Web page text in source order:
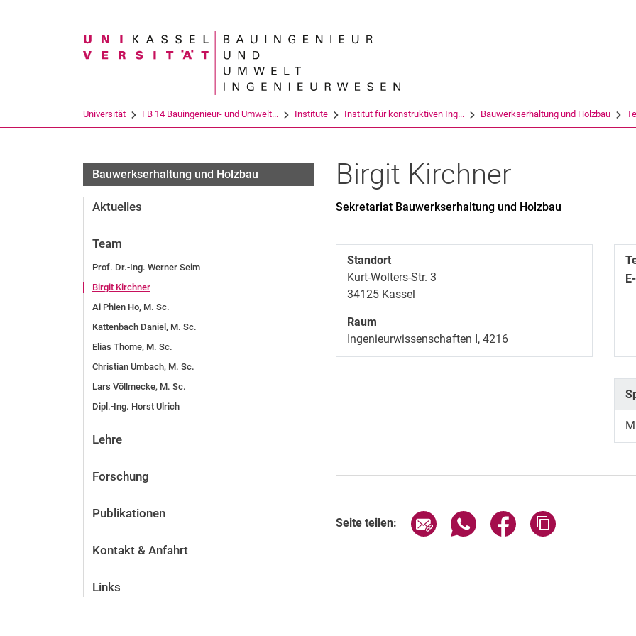
Suchbegriff
Universität FB 14 Bauingenieur- und Umwelt... Institute Institut für konstruktiven Ing... Bauwerkserhaltung und Holzbau
Bauwerkserhaltung und Holzbau
Aktuelles
Team
Prof. Dr.-Ing. Werner Seim
Birgit Kirchner
Ai Phien Ho, M. Sc.
Kattenbach Daniel, M. Sc.
Elias Thome, M. Sc.
Christian Umbach, M. Sc.
Lars Völlmecke, M. Sc.
Dipl.-Ing. Horst Ulrich
Lehre
Forschung
Publikationen
Kontakt & Anfahrt
Links
Birgit Kirchner
Sekretariat Bauwerkserhaltung und Holzbau
Standort
Kurt-Wolters-Str. 3
34125 Kassel
Raum
Ingenieurwissenschaften I, 4216
Seite teilen: Seite über E-Mail teilen
Seite über WhatsApp teilen
Seite über Facebook